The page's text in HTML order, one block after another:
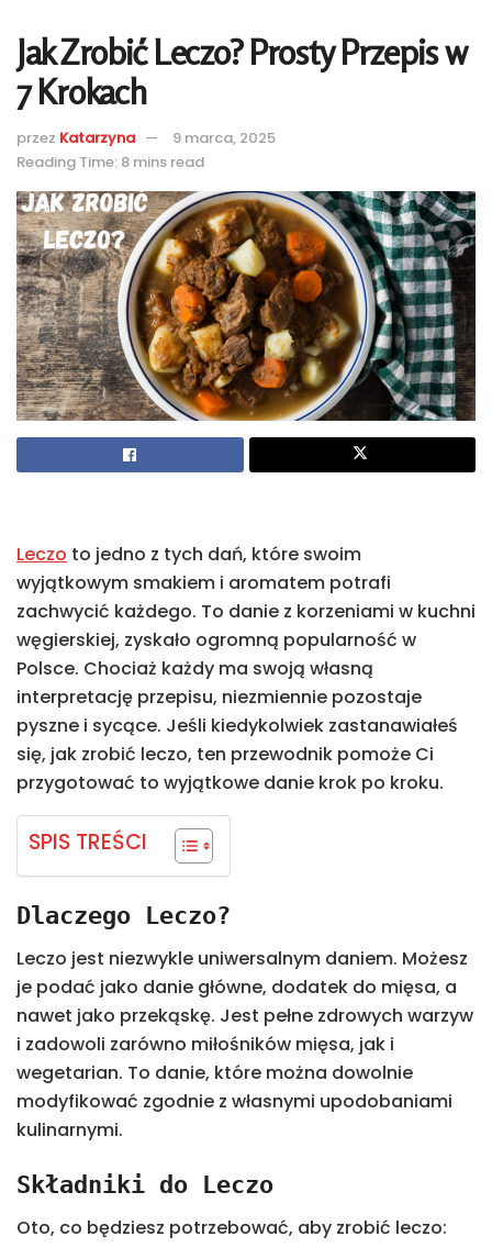
Jak Zrobić Leczo? Prosty Przepis w
7 Krokach
przez Katarzyna
9 marca, 2025
Reading Time: 8 mins read
Leczo to jedno z tych dań, które swoim
wyjątkowym smakiem i aromatem potrafi
zachwycić każdego. To danie z korzeniami w kuchni
węgierskiej, zyskało ogromną popularność w
Polsce. Chociaż każdy ma swoją własną
interpretację przepisu, niezmiennie pozostaje
pyszne i sycące. Jeśli kiedykolwiek zastanawiałeś
się, jak zrobić leczo, ten przewodnik pomoże Ci
przygotować to wyjątkowe danie krok po kroku.
SPIS TREŚCI
Dlaczego Leczo?
Leczo jest niezwykle uniwersalnym daniem. Możesz
je podać jako danie główne, dodatek do mięsa, a
nawet jako przekąskę. Jest pełne zdrowych warzyw
i zadowoli zarówno miłośników mięsa, jak i
wegetarian. To danie, które można dowolnie
modyfikować zgodnie z własnymi upodobaniami
kulinarnymi.
Składniki do Leczo
Oto, co będziesz potrzebować, aby zrobić leczo: